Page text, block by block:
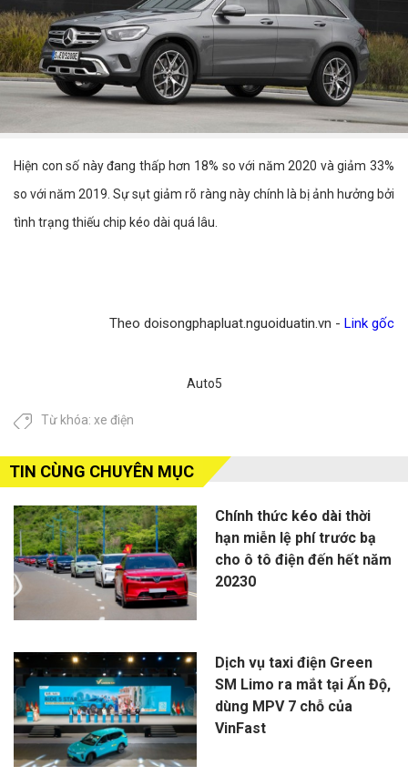
Hiện con số này đang thấp hơn 18% so với năm 2020 và giảm 33%
so với năm 2019. Sự sụt giảm rõ ràng này chính là bị ảnh hưởng bởi
tình trạng thiếu chip kéo dài quá lâu.
Theo doisongphapluat.nguoiduatin.vn - Link gốc
Auto5
Từ khóa: xe điện
TIN CÙNG CHUYÊN MỤC
Chính thức kéo dài thời
hạn miễn lệ phí trước bạ
cho ô tô điện đến hết năm
20230
Dịch vụ taxi điện Green
SM Limo ra mắt tại Ấn Độ,
dùng MPV 7 chỗ của
VinFast